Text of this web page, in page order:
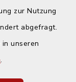
zur Nutzung
abgefragt.
unseren
.